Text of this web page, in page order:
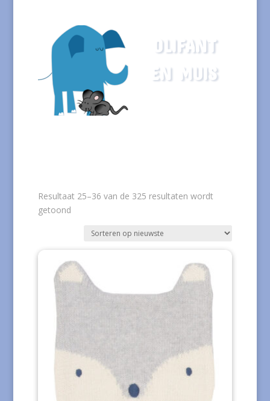
OLIFANT
EN MUIS
Resultaat 25–36 van de 325 resultaten wordt
getoondGesorteerd
nieuwste